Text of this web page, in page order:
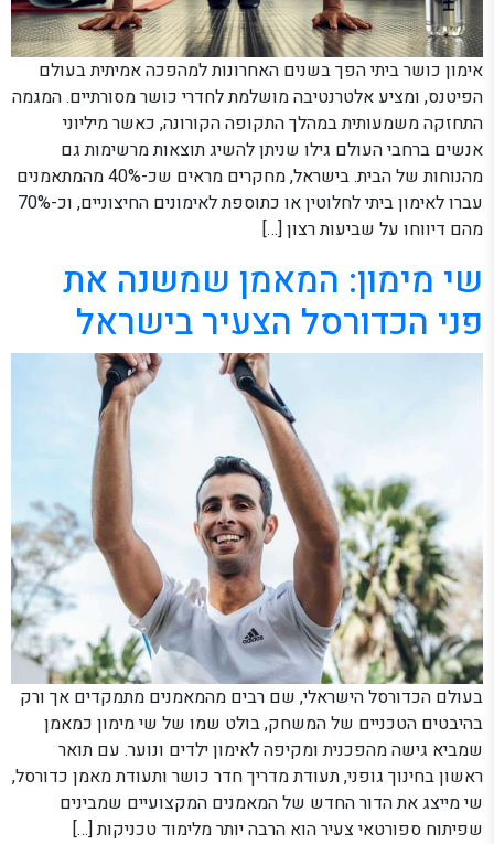
אימון כושר ביתי הפך בשנים האחרונות למהפכה אמיתית בעולם
הפיטנס, ומציע אלטרנטיבה מושלמת לחדרי כושר מסורתיים. המגמה
התחזקה משמעותית במהלך התקופה הקורונה, כאשר מיליוני
אנשים ברחבי העולם גילו שניתן להשיג תוצאות מרשימות גם
מהנוחות של הבית. בישראל, מחקרים מראים שכ-40% מהמתאמנים
עברו לאימון ביתי לחלוטין או כתוספת לאימונים החיצוניים, וכ-70%
מהם דיווחו על שביעות רצון […]
שי מימון: המאמן שמשנה את
פני הכדורסל הצעיר בישראל
בעולם הכדורסל הישראלי, שם רבים מהמאמנים מתמקדים אך ורק
בהיבטים הטכניים של המשחק, בולט שמו של שי מימון כמאמן
שמביא גישה מהפכנית ומקיפה לאימון ילדים ונוער. עם תואר
ראשון בחינוך גופני, תעודת מדריך חדר כושר ותעודת מאמן כדורסל,
שי מייצג את הדור החדש של המאמנים המקצועיים שמבינים
שפיתוח ספורטאי צעיר הוא הרבה יותר מלימוד טכניקות […]